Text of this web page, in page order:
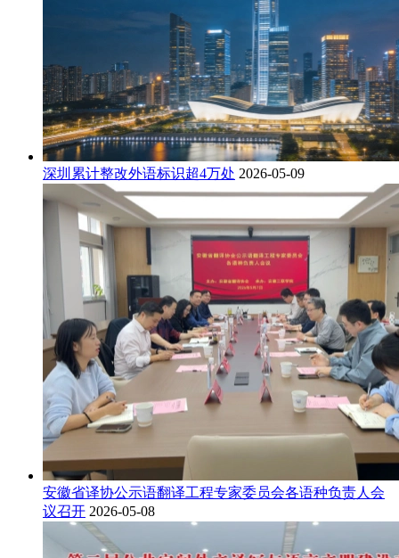
深圳累计整改外语标识超4万处 2026-05-09
安徽省译协公示语翻译工程专家委员会各语种负责人会
议召开 2026-05-08